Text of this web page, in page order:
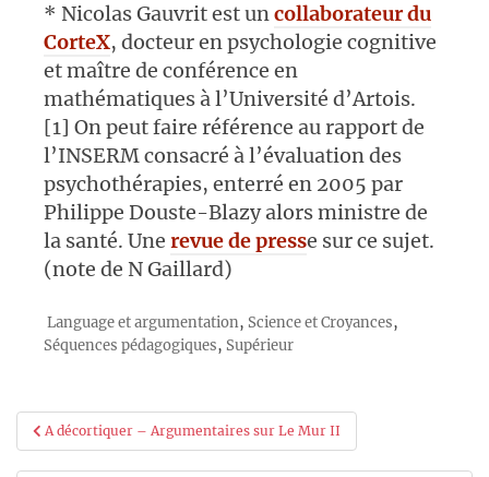
* Nicolas Gauvrit est uncollaborateur du
CorteX, docteur en psychologie cognitive
et maître de conférence en
mathématiques à l’Université d’Artois.
[1] On peut faire référence au rapport de
l’INSERM consacré à l’évaluation des
psychothérapies, enterré en 2005 par
Philippe Douste-Blazy alors ministre de
la santé. Une revue de presse sur ce sujet.
(note de N Gaillard)
Language et argumentation, Science et Croyances,
Séquences pédagogiques, Supérieur
Navigation
A décortiquer – Argumentaires sur Le Mur II